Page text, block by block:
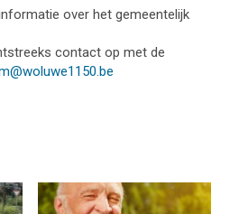
over het gemeentelijk
contact op met de